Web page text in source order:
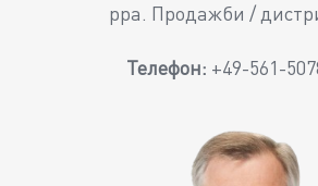
ppa. Продажби /
Телефон: +49-561-